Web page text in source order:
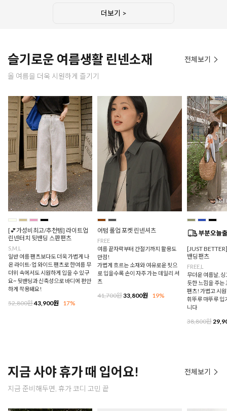
더보기 >
슬기로운 여름생활 린넨소재
올 여름을 더욱 시원하게 즐기기
전체보기
[💕가성비최고/추천템] 라이트업
린넨터치 뒷밴딩 스판팬츠
S,M,L
일반 여름 팬츠보다도 더욱 가볍게 나
온 라이트-업 와이드 팬츠로 한여름 무
더위 속에서도 시원하게 입을 수 있구
요~ 뒷밴딩과 신축성으로 바디에 편안
하게 착용돼요!
52,800원43,900원 17%
어텀 롤업 포켓 린넨셔츠
FREE
여름 끝자락부터 간절기까지 활용도
만점!
가볍게 흐르는 소재와 여유로운 핏으
로 입을수록 손이 자주 가는 데일리 셔
츠
41,700원33,800원 19%
[JUST
밴딩팬츠
FREE,L
무더운 여름날,
듯한 느낌을 주는
팬츠! 가볍고 시
휘뚜루 마뚜루 입
니다
38,800원
지금 사야 휴가 때 입어요!
지금 준비해두면, 휴가 코디 고민 끝
전체보기